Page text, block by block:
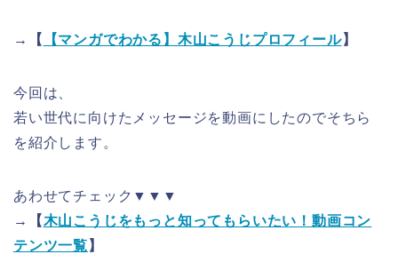
→【 【マンガでわかる】木山こうじプロフィール】
今回は、
若い世代に向けたメッセージを動画にしたのでそちら
を紹介します。
あわせてチェック▼▼▼
→【木山こうじをもっと知ってもらいたい！動画コン
テンツ一覧 】